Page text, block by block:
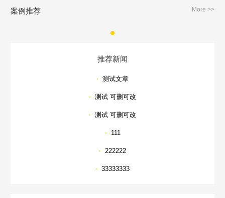
案例推荐 More >>
推荐新闻
· 测试文章
· 测试 可删可改
· 测试 可删可改
· 111
· 222222
· 33333333